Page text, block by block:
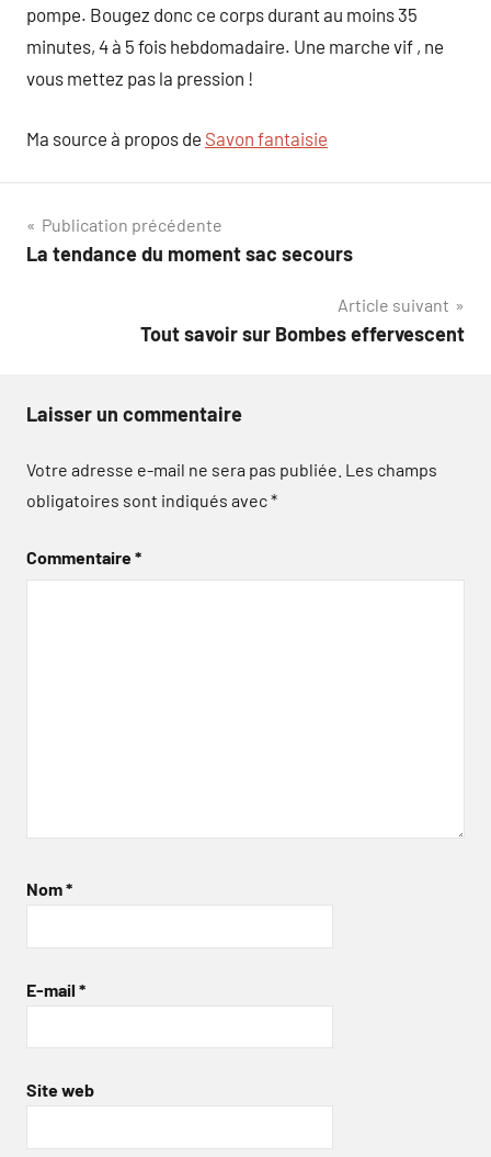
pompe. Bougez donc ce corps durant au moins 35
minutes, 4 à 5 fois hebdomadaire. Une marche vif , ne
vous mettez pas la pression !
Ma source à propos de Savon fantaisie
Navigation
de
Publication précédente
La tendance du moment sac secours
Article suivant
Tout savoir sur Bombes effervescent
Laisser un commentaire
Votre adresse e-mail ne sera pas publiée. Les champs
obligatoires sont indiqués avec*
Commentaire*
Nom*
E-mail *
Site web